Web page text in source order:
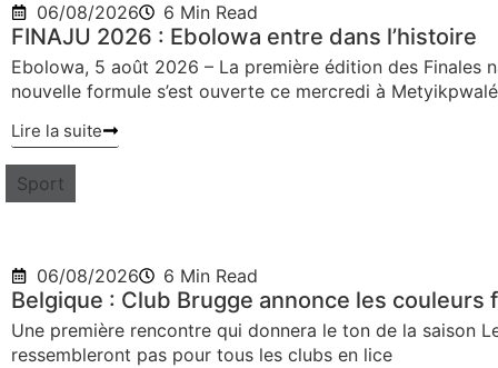
06/08/2026 6 Min Read
FINAJU 2026 : Ebolowa entre dans l’histoire
Ebolowa, 5 août 2026 – La première édition des Finales
nouvelle formule s’est ouverte ce mercredi à
Lire la suite
Sport
06/08/2026 6 Min Read
Belgique : Club Brugge annonce les couleurs
Une première rencontre qui donnera le ton de la saison
ressembleront pas pour tous les clubs en lice